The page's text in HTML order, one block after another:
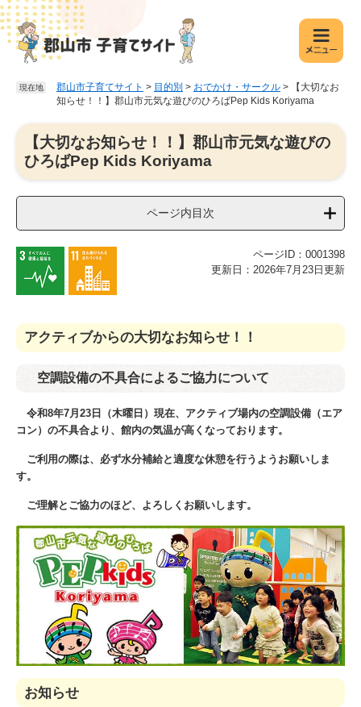
ペ
ー
ジ
メ
ニ
ュ
現在地 郡山市子育てサイト > 目的別 > おでかけ・サークル >
【大切なお
知らせ！！】郡山市元気な遊びのひろばPep Kids Koriyama
本
【大切なお知らせ！！】郡山市元気な遊びの
ひろばPep Kids Koriyama
ページ内目次
ページID：0001398
更新日：2026年7月23日更新
アクティブからの大切なお知らせ！！
空調設備の不具合によるご協力について
令和8年7月23日（木曜日）現在、アクティブ場内の空調設備（エア
コン）の不具合より、館内の気温が高くなっております。
ご利用の際は、必ず水分補給と適度な休憩を行うようお願いしま
す。
ご理解とご協力のほど、よろしくお願いします。
お知らせ